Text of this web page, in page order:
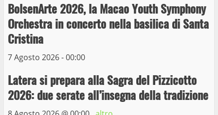
BolsenArte 2026, la Macao Youth Symphony
Orchestra in concerto nella basilica di Santa
Cristina
7 Agosto 2026 - 00:00
Latera si prepara alla Sagra del Pizzicotto
2026: due serate all’insegna della tradizione
Prorogata la mostra dei bozzetti di
Michelangelo Buonarroti ospitata al
Trasporto pubblico locale, trasferimento
capolinea al terminal Riello dal 15 al 17
giugno